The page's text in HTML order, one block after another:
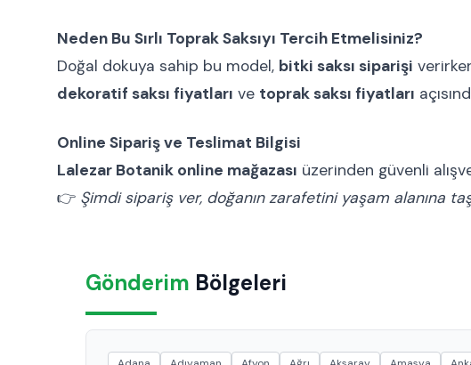
Neden Bu Sırlı Toprak Saksıyı Tercih Etmelisiniz?
Doğal dokuya sahip bu model, bitki saksı siparişi
dekoratif saksı fiyatları ve toprak saksı fiyatları
Online Sipariş ve Teslimat Bilgisi
Lalezar Botanik online mağazası üzerinden güvenli
👉 Şimdi sipariş ver, doğanın zarafetini yaşam alanına
Gönderim Bölgeleri